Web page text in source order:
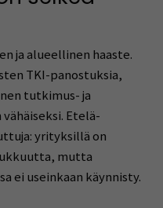
ja alueellinen haaste.
TKI-panostuksia,
tutkimus- ja
Etelä-
yrityksillä on
mutta
ei useinkaan käynnisty.